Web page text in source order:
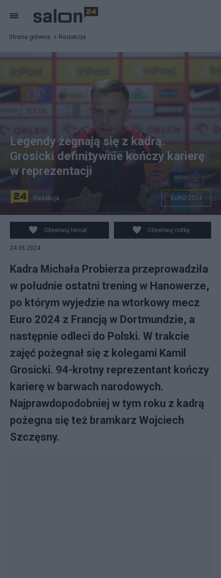
Strona główna Redakcja
Fot. PAP
Legendy żegnają się z kadrą.
Grosicki definitywnie kończy karierę
w reprezentacji
Redakcja EURO 2024
Obserwuj temat Obserwuj notkę
24.06.2024
Kadra Michała Probierza przeprowadziła
w południe ostatni trening w Hanowerze,
po którym wyjedzie na wtorkowy mecz
Euro 2024 z Francją w Dortmundzie, a
następnie odleci do Polski. W trakcie
zajęć pożegnał się z kolegami Kamil
Grosicki. 94-krotny reprezentant kończy
karierę w barwach narodowych.
Najprawdopodobniej w tym roku z kadrą
pożegna się też bramkarz Wojciech
Szczęsny.